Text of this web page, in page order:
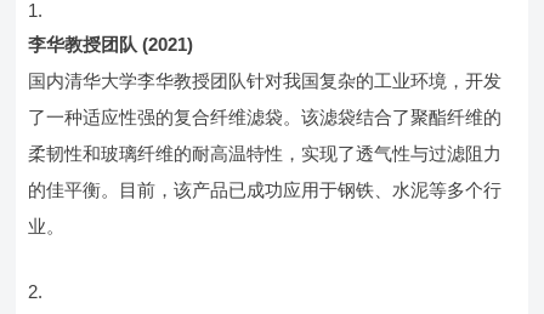
李华教授团队 (2021)
国内清华大学李华教授团队针对我国复杂的工业环境，开发
了一种适应性强的复合纤维滤袋。该滤袋结合了聚酯纤维的
柔韧性和玻璃纤维的耐高温特性，实现了透气性与过滤阻力
的佳平衡。目前，该产品已成功应用于钢铁、水泥等多个行
业。